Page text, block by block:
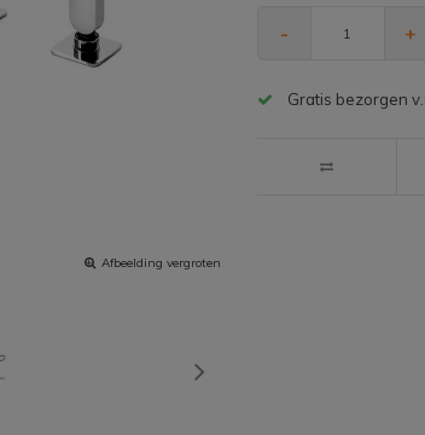
Afbeelding vergroten
- +
Gratis bezorgen